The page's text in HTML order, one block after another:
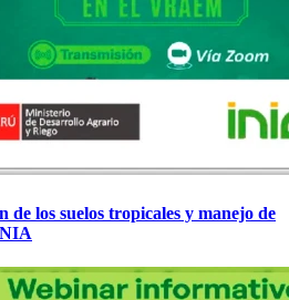
los suelos tropicales y manejo de